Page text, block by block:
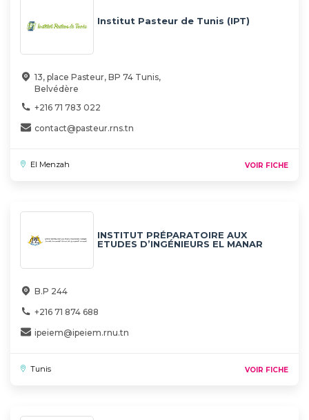
Institut Pasteur de Tunis (IPT)
13, place Pasteur, BP 74 Tunis,
Belvédère
+216 71 783 022
contact@pasteur.rns.tn
El Menzah VOIR FICHE
INSTITUT PRÉPARATOIRE AUX
ETUDES D’INGÉNIEURS EL MANAR
B.P 244
+216 71 874 688
ipeiem@ipeiem.rnu.tn
Tunis VOIR FICHE